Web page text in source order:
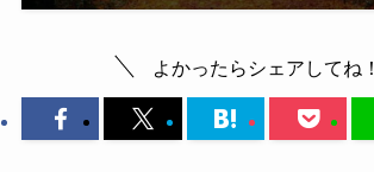
よかったらシェアしてね！